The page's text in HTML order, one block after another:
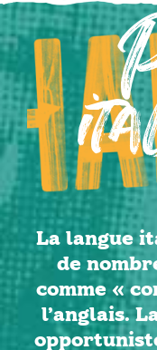
La langue
de
comme «
l’anglais.